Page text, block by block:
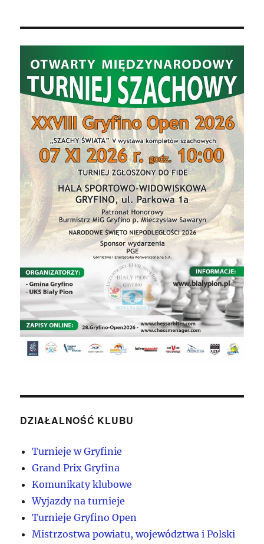
DZIAŁALNOŚĆ KLUBU
Turnieje w Gryfinie
Grand Prix Gryfina
Komunikaty klubowe
Wyjazdy na turnieje
Turnieje Gryfino Open
Mistrzostwa powiatu, województwa i Polski